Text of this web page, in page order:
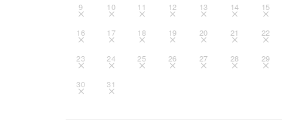
9 10 11 12 13 14 15
16 17 18 19 20 21 22
23 24 25 26 27 28 29
30 31